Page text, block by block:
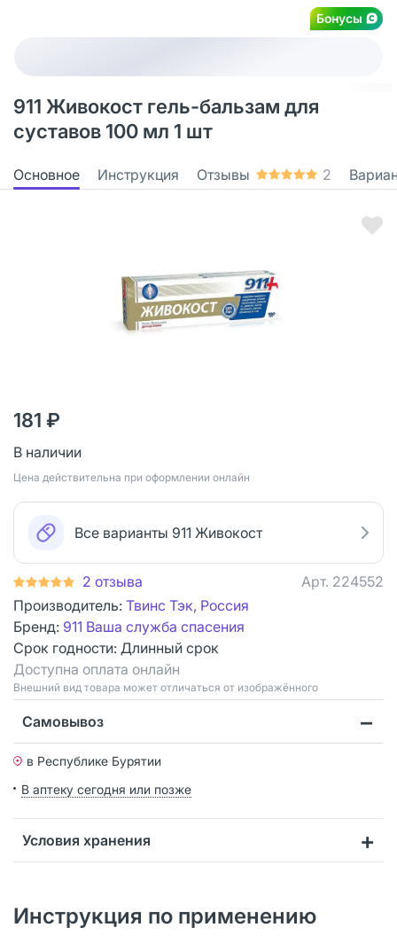
Бонусы
911 Живокост гель-бальзам для
суставов 100 мл 1 шт
Основное Инструкция Отзывы 2
181 ₽
В наличии
Цена действительна при оформлении онлайн
Все варианты 911 Живокост
2 отзыва Арт. 224552
Производитель: Твинс Тэк, Россия
Бренд: 911 Ваша служба спасения
Срок годности: Длинный срок
Доступна оплата онлайн
Bнешний вид товара может отличаться от изображённого
Самовывоз
в Республике Бурятии
В аптеку сегодня или позже
Условия хранения
Инструкция по применению